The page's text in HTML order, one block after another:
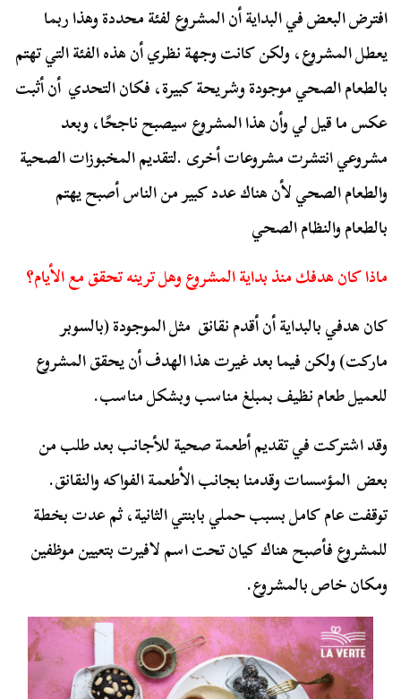
افترض البعض في البداية أن المشروع لفئة محددة وهذا ربما
يعطل المشروع، ولكن كانت وجهة نظري أن هذه الفئة التي تهتم
بالطعام الصحي موجودة وشريحة كبيرة، فكان التحدي أن أثبت
عكس ما قيل لي وأن هذا المشروع سيصبح ناجحًا، وبعد
مشروعي انتشرت مشروعات أخرى .لتقديم المخبوزات الصحية
والطعام الصحي لأن هناك عدد كبير من الناس أصبح يهتم
بالطعام والنظام الصحي
ماذا كان هدفك منذ بداية المشروع وهل ترينه تحقق مع الأيام؟
كان هدفي بالبداية أن أقدم نقانق مثل الموجودة (بالسوبر
ماركت) ولكن فيما بعد غيرت هذا الهدف أن يحقق المشروع
للعميل طعام نظيف بمبلغ مناسب وبشكل مناسب.
وقد اشتركت في تقديم أطعمة صحية للأجانب بعد طلب من
بعض المؤسسات وقدمنا بجانب الأطعمة الفواكه والنقانق.
توقفت عام كامل بسبب حملي بابنتي الثانية، ثم عدت بخطة
للمشروع فأصبح هناك كيان تحت اسم لافيرت بتعيين موظفين
ومكان خاص بالمشروع.